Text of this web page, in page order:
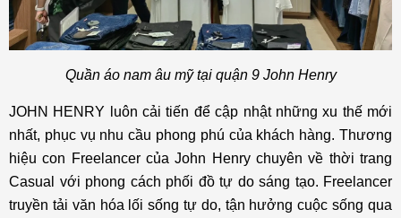
Quần áo nam âu mỹ tại quận 9 John Henry
JOHN HENRY luôn cải tiến để cập nhật những xu thế mới
nhất, phục vụ nhu cầu phong phú của khách hàng. Thương
hiệu con Freelancer của John Henry chuyên về thời trang
Casual với phong cách phối đồ tự do sáng tạo. Freelancer
truyền tải văn hóa lối sống tự do, tận hưởng cuộc sống qua